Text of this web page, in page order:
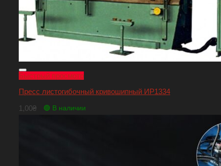
Быстрый просмотр
Пресс листогибочный кривошипный ИР1334
1,00₴ 🟢 В наличии